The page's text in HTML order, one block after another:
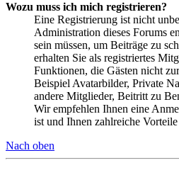
Wozu muss ich mich registrieren?
Eine Registrierung ist nicht
Administration dieses Forums
sein müssen, um Beiträge zu
erhalten Sie als registriertes
Funktionen, die Gästen nicht
Beispiel Avatarbilder, Private
andere Mitglieder, Beitritt zu
Wir empfehlen Ihnen eine
ist und Ihnen zahlreiche Vorteile
Nach oben